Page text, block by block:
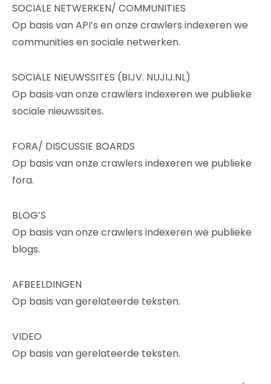
SOCIALE NETWERKEN/ COMMUNITIES
Op basis van API’s en onze crawlers indexeren we
communities en sociale netwerken.
SOCIALE NIEUWSSITES (BIJV. NUJIJ.NL)
Op basis van onze crawlers indexeren we publieke
sociale nieuwssites.
FORA/ DISCUSSIE BOARDS
Op basis van onze crawlers indexeren we publieke
fora.
BLOG’S
Op basis van onze crawlers indexeren we publieke
blogs.
AFBEELDINGEN
Op basis van gerelateerde teksten.
VIDEO
Op basis van gerelateerde teksten.